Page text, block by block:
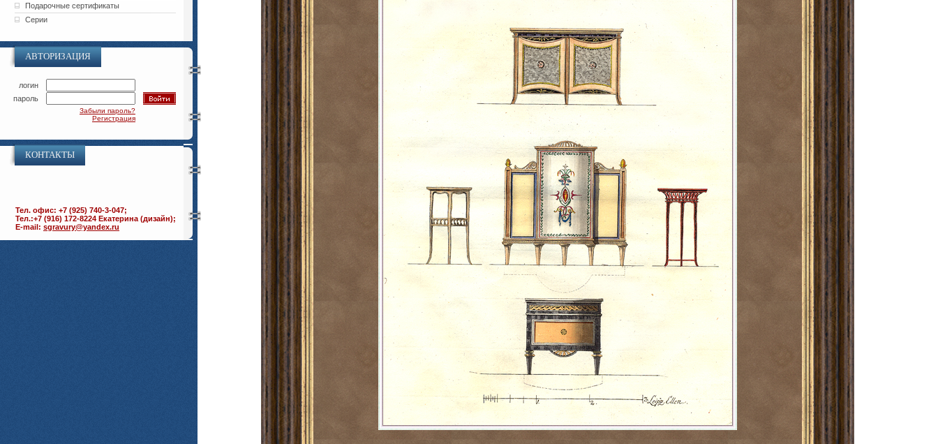
Подарочные сертификаты
Серии
АВТОРИЗАЦИЯ
логин
пароль
Забыли пароль?
Регистрация
КОНТАКТЫ
Тел. офис: +7 (925) 740-3-047;
Тел.:+7 (916) 172-8224 Екатерина (дизайн);
E-mail: sgravury@yandex.ru